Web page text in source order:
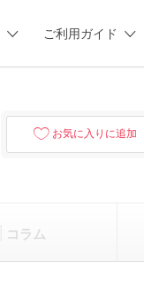
ご利用ガイド
お気に入りに追加
コラム